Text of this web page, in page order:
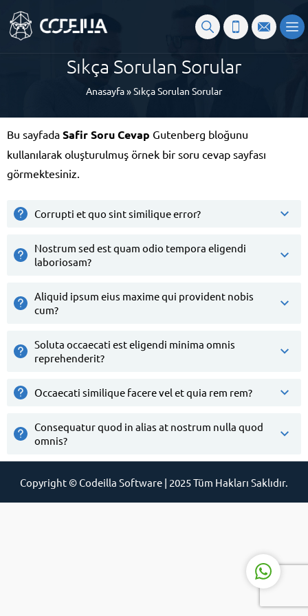
Sıkça Sorulan Sorular
Anasayfa»Sıkça Sorulan Sorular
Bu sayfada Safir Soru Cevap Gutenberg bloğunu
kullanılarak oluşturulmuş örnek bir soru cevap sayfası
görmektesiniz.
Corrupti et quo sint similique error?
Nostrum sed est quam odio tempora eligendi
laboriosam?
Aliquid ipsum eius maxime qui provident nobis
cum?
Soluta occaecati est eligendi minima omnis
reprehenderit?
Occaecati similique facere vel et quia rem rem?
Consequatur quod in alias at nostrum nulla quod
omnis?
Copyright © Codeilla Software | 2025 Tüm Hakları Saklıdır.
Müşteri Destek Uzmanı